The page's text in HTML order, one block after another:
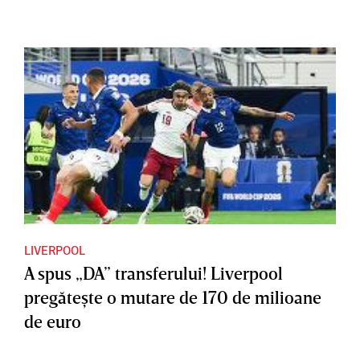
LIVERPOOL
A spus „DA” transferului! Liverpool
pregăteşte o mutare de 170 de milioane
de euro